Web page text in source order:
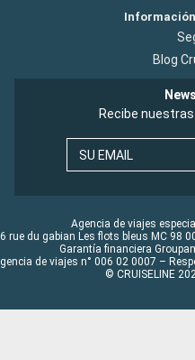
Blog
Recibe
SU EMAIL
Agencia de viajes
rue du gabian Les flots bleus MC 98
Garantía financiera
de viajes n° 006 02 0007 –
© CRUISELINE